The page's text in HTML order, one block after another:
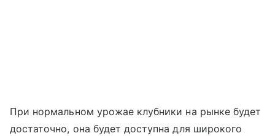
При нормальном урожае клубники на рынке будет
достаточно, она будет доступна для широкого